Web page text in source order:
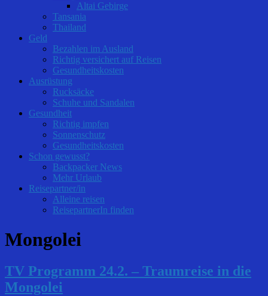
Altai Gebirge
Tansania
Thailand
Geld
Bezahlen im Ausland
Richtig versichert auf Reisen
Gesundheitskosten
Ausrüstung
Rucksäcke
Schuhe und Sandalen
Gesundheit
Richtig impfen
Sonnenschutz
Gesundheitskosten
Schon gewusst?
Backpacker News
Mehr Urlaub
Reisepartner/in
Alleine reisen
ReisepartnerIn finden
Mongolei
TV Programm 24.2. – Traumreise in die
Mongolei